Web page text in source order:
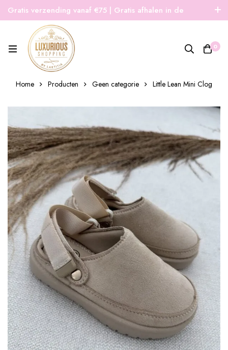
Gratis verzending vanaf €75 | Gratis afhalen in de
winkel | Snelle verzending
0
Home Producten Geen categorie Little Lean Mini Clog